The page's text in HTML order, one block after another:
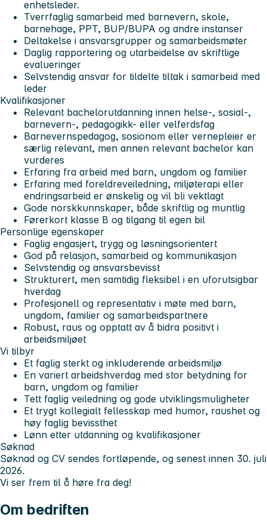
enhetsleder.
Tverrfaglig samarbeid med barnevern, skole,
barnehage, PPT, BUP/BUPA og andre instanser
Deltakelse i ansvarsgrupper og samarbeidsmøter
Daglig rapportering og utarbeidelse av skriftlige
evalueringer
Selvstendig ansvar for tildelte tiltak i samarbeid med
leder
Kvalifikasjoner
Relevant bachelorutdanning innen helse-, sosial-,
barnevern-, pedagogikk- eller velferdsfag
Barnevernspedagog, sosionom eller vernepleier er
særlig relevant, men annen relevant bachelor kan
vurderes
Erfaring fra arbeid med barn, ungdom og familier
Erfaring med foreldreveiledning, miljøterapi eller
endringsarbeid er ønskelig og vil bli vektlagt
Gode norskkunnskaper, både skriftlig og muntlig
Førerkort klasse B og tilgang til egen bil
Personlige egenskaper
Faglig engasjert, trygg og løsningsorientert
God på relasjon, samarbeid og kommunikasjon
Selvstendig og ansvarsbevisst
Strukturert, men samtidig fleksibel i en uforutsigbar
hverdag
Profesjonell og representativ i møte med barn,
ungdom, familier og samarbeidspartnere
Robust, raus og opptatt av å bidra positivt i
arbeidsmiljøet
Vi tilbyr
Et faglig sterkt og inkluderende arbeidsmiljø
En variert arbeidshverdag med stor betydning for
barn, ungdom og familier
Tett faglig veiledning og gode utviklingsmuligheter
Et trygt kollegialt fellesskap med humor, raushet og
høy faglig bevissthet
Lønn etter utdanning og kvalifikasjoner
Søknad
Søknad og CV sendes fortløpende, og senest innen 30. juli
2026.
Vi ser frem til å høre fra deg!
Om bedriften